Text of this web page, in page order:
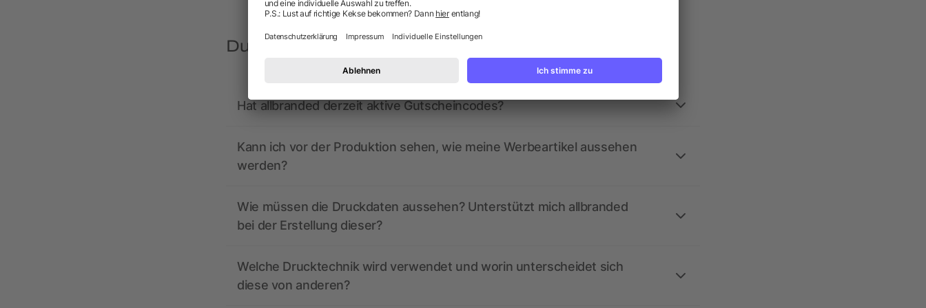
Du hast Fragen? Wir haben die Antworten.
Hat allbranded derzeit aktive Gutscheincodes?
Kann ich vor der Produktion sehen, wie meine Werbeartikel aussehen
werden?
Wie müssen die Druckdaten aussehen? Unterstützt mich allbranded
bei der Erstellung dieser?
Welche Drucktechnik wird verwendet und worin unterscheidet sich
diese von anderen?